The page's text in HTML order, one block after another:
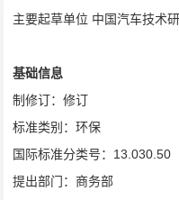
主要起草单位 中国汽车技术
基础信息
制修订：修订
标准类别：环保
国际标准分类号： 13.030.50
提出部门：商务部